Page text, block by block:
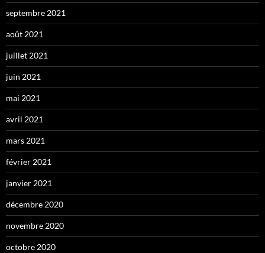
septembre 2021
août 2021
juillet 2021
juin 2021
mai 2021
avril 2021
mars 2021
février 2021
janvier 2021
décembre 2020
novembre 2020
octobre 2020